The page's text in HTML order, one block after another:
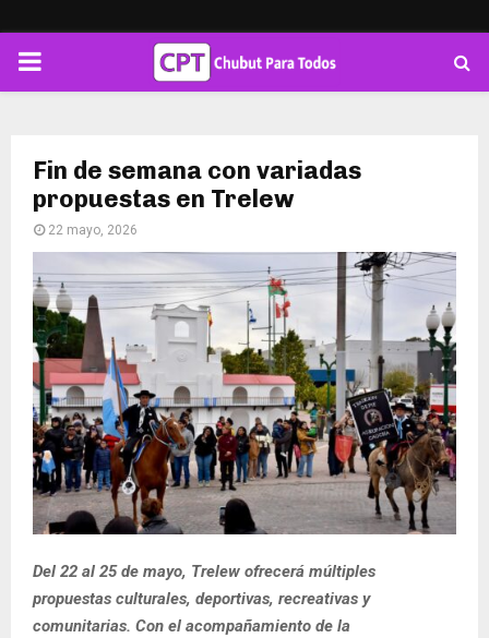
PRIMARY
Fin de semana con variadas
propuestas en Trelew
22 mayo, 2026
Del 22 al 25 de mayo, Trelew ofrecerá múltiples
propuestas culturales, deportivas, recreativas y
comunitarias. Con el acompañamiento de la